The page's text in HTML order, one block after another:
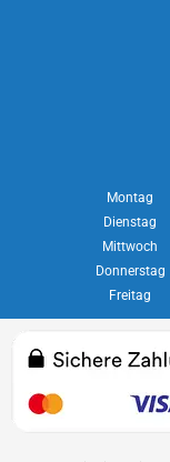
Montag
Dienstag
Mittwoch
Donnerstag
Freitag